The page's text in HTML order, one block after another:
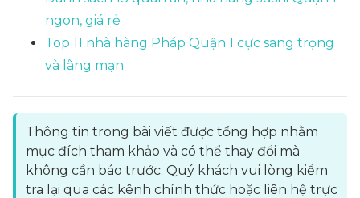
ngon, giá rẻ
Top 11 nhà hàng Pháp Quận 1 cực sang trọng
và lãng mạn
Thông tin trong bài viết được tổng hợp nhằm
mục đích tham khảo và có thể thay đổi mà
không cần báo trước. Quý khách vui lòng kiểm
tra lại qua các kênh chính thức hoặc liên hệ trực